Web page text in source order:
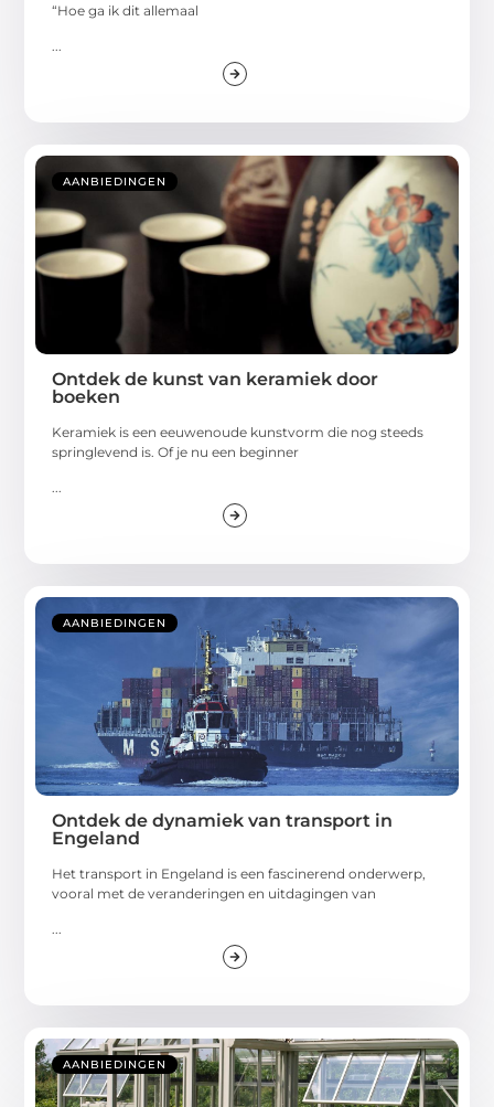
“Hoe ga ik dit allemaal
...
AANBIEDINGEN
Ontdek de kunst van keramiek door
boeken
Keramiek is een eeuwenoude kunstvorm die nog steeds
springlevend is. Of je nu een beginner
...
AANBIEDINGEN
Ontdek de dynamiek van transport in
Engeland
Het transport in Engeland is een fascinerend onderwerp,
vooral met de veranderingen en uitdagingen van
...
AANBIEDINGEN